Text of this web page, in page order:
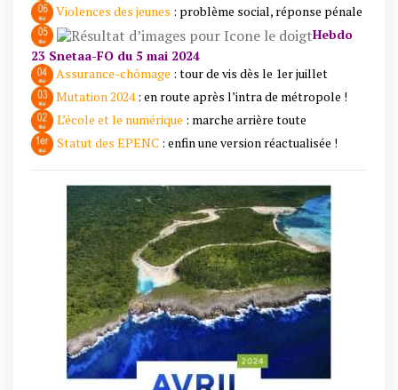
Violences des jeunes : problème social, réponse pénale
Hebdo
23 Snetaa-FO du 5 mai 2024
Assurance-chômage : tour de vis dès le 1er juillet
Mutation 2024: en route après l’intra de métropole !
L’école et le numérique : marche arrière toute
Statut des EPENC : enfin une version réactualisée !